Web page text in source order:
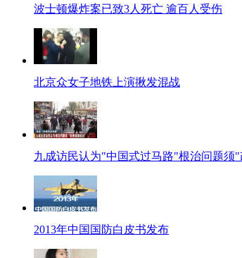
波士顿爆炸案已致3人死亡 逾百人受伤
北京众女子地铁上演揪发混战
九成访民认为"中国式过马路"根治问题须
2013年中国国防白皮书发布